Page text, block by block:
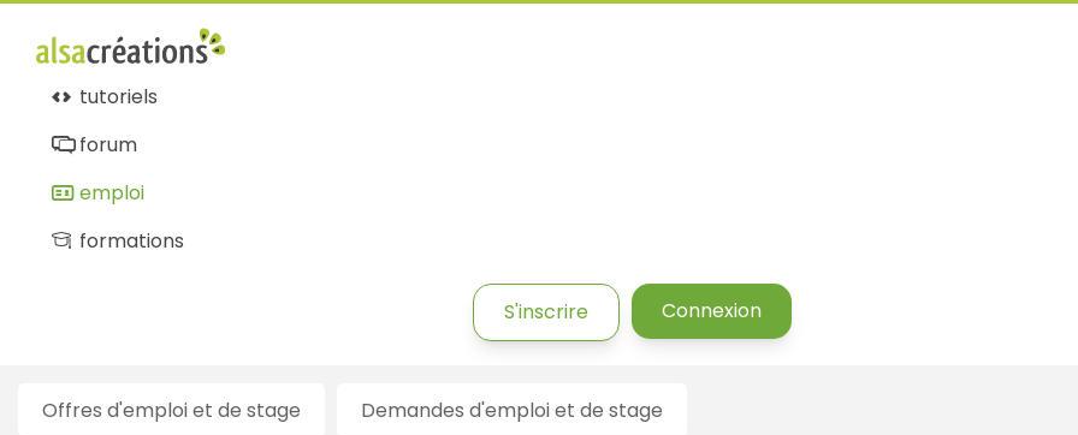
Alsacréations
emploi
tutoriels
forum
emploi
formations
S'inscrire Connexion
Offres d'emploi et de stage Demandes d'emploi et de stage